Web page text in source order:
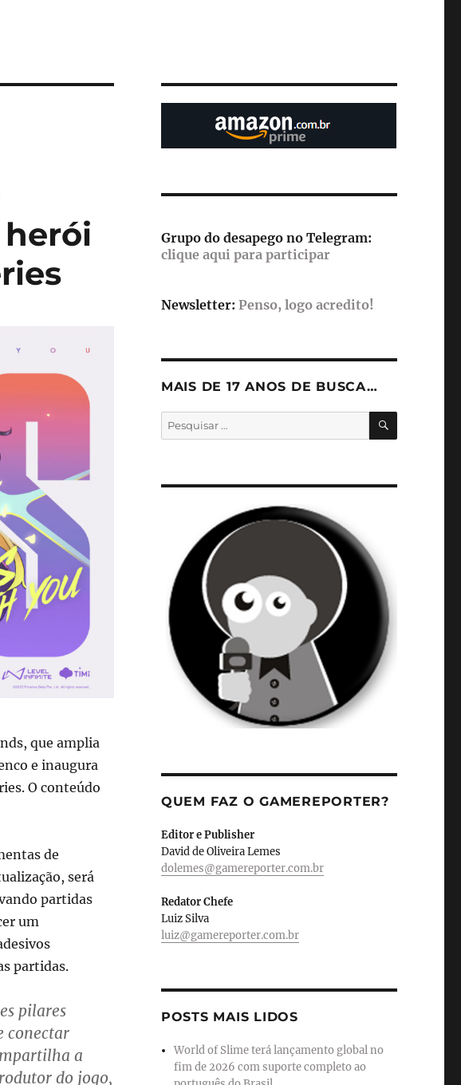
que amplia
e inaugura
O conteúdo
de
será
partidas
um
partidas.
pilares
conectar
a
do jogo,
Grupo do desapego no Telegram:
clique aqui para participar
Newsletter: Penso, logo acredito!
MAIS DE 17 ANOS DE BUSCA…
Pesquisar
por:
QUEM FAZ O GAMEREPORTER?
Editor e Publisher
David de Oliveira Lemes
dolemes@gamereporter.com.br
Redator Chefe
Luiz Silva
luiz@gamereporter.com.br
POSTS MAIS LIDOS
World of Slime terá lançamento global no
fim de 2026 com suporte completo ao